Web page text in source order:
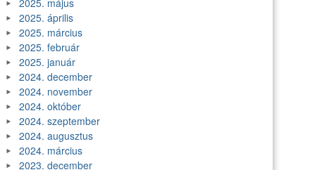
2025. április
2025. március
2025. február
2025. január
2024. december
2024. november
2024. október
2024. szeptember
2024. augusztus
2024. március
2023. december